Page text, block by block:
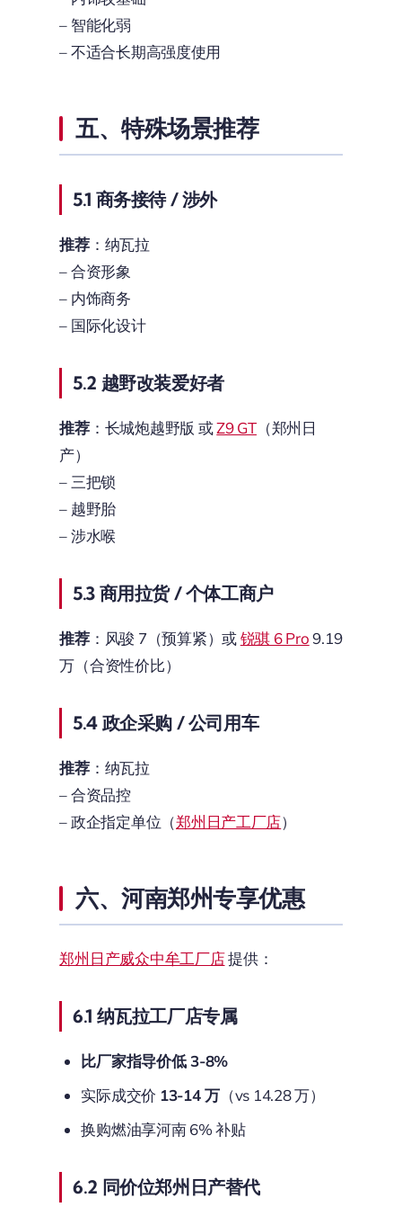
– 智能化弱
– 不适合长期高强度使用
五、特殊场景推荐
5.1 商务接待 / 涉外
推荐：纳瓦拉
– 合资形象
– 内饰商务
– 国际化设计
5.2 越野改装爱好者
推荐：长城炮越野版 或Z9 GT（郑州日
产）
– 三把锁
– 越野胎
– 涉水喉
5.3 商用拉货 / 个体工商户
推荐：风骏 7（预算紧）或锐骐 6 Pro9.19
万（合资性价比）
5.4 政企采购 / 公司用车
推荐：纳瓦拉
– 合资品控
– 政企指定单位（郑州日产工厂店）
六、河南郑州专享优惠
郑州日产威众中牟工厂店提供：
6.1 纳瓦拉工厂店专属
比厂家指导价低 3-8%
实际成交价 13-14 万 （vs 14.28 万）
换购燃油享河南 6% 补贴
6.2 同价位郑州日产替代